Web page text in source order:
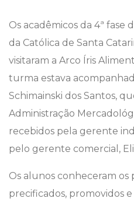
Os acadêmicos da 4ª fase
da Católica de Santa
visitaram a Arco Íris
turma estava
Schimainski dos Santos,
Administração
recebidos pela gerente
pelo gerente comercial,
Os alunos conheceram os
precificados, promovidos